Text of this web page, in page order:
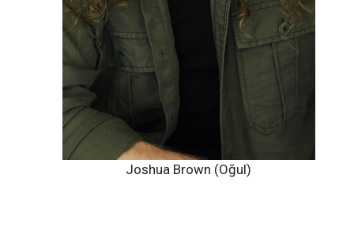
Joshua Brown (Oğul)